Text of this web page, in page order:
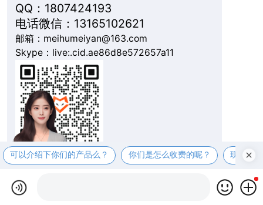
QQ：1807424193
电话微信：13165102621
邮箱：meihumeiyan@163.com
Skype：live:.cid.ae86d8e572657a11
可以介绍下你们的产品么？ 你们是怎么收费的呢？ 现在有